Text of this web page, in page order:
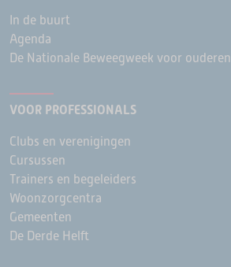
In de buurt
Agenda
De Nationale Beweegweek voor ouderen
VOOR PROFESSIONALS
Clubs en verenigingen
Cursussen
Trainers en begeleiders
Woonzorgcentra
Gemeenten
De Derde Helft